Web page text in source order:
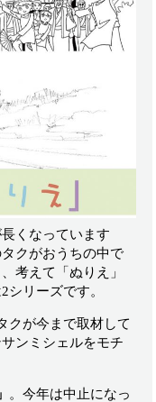
くなっています
クがおうちの中で
考えて「ぬりえ」
リーズです。
クが今まで取材して
ンミシェルをモチ
。今年は中止になっ